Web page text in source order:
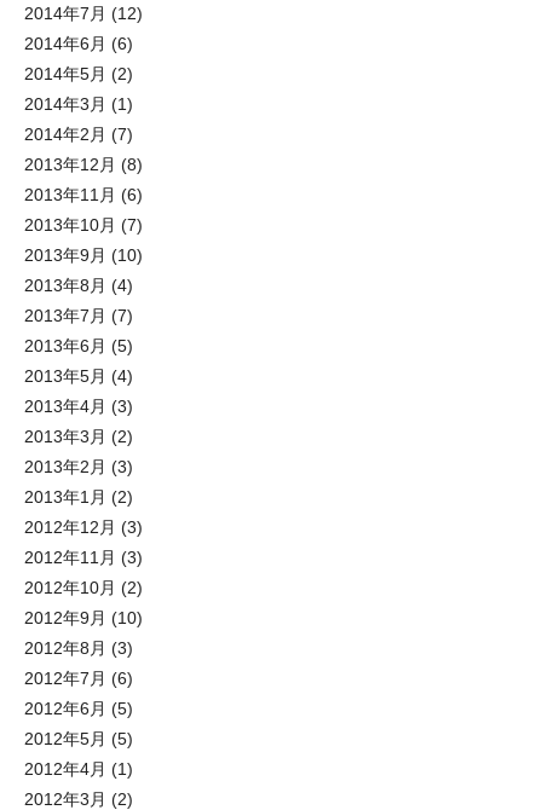
2014年7月 (12)
2014年6月 (6)
2014年5月 (2)
2014年3月 (1)
2014年2月 (7)
2013年12月 (8)
2013年11月 (6)
2013年10月 (7)
2013年9月 (10)
2013年8月 (4)
2013年7月 (7)
2013年6月 (5)
2013年5月 (4)
2013年4月 (3)
2013年3月 (2)
2013年2月 (3)
2013年1月 (2)
2012年12月 (3)
2012年11月 (3)
2012年10月 (2)
2012年9月 (10)
2012年8月 (3)
2012年7月 (6)
2012年6月 (5)
2012年5月 (5)
2012年4月 (1)
2012年3月 (2)